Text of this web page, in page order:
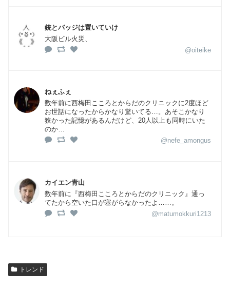
銃とバッジは置いていけ
大阪ビル火災、
@oiteike
ねぇふぇ
数年前に西梅田こころとからだのクリニックに2度ほど
お世話になったからかなり驚いてる…。あそこかなり
狭かった記憶があるんだけど、20人以上も同時にいた
のか…
@nefe_amongus
カイエン青山
数年前に『西梅田こころとからだのクリニック』通っ
てたから空いた口が塞がらなかったよ……。
@matumokkuri1213
トレンド